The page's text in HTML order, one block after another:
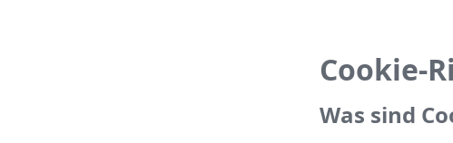
Cookie-
Was sind